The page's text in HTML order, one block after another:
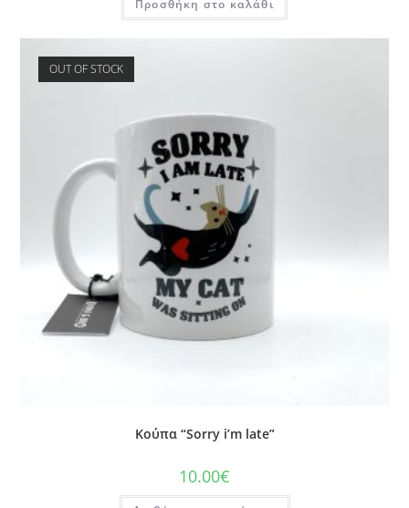
Προσθήκη στο καλάθι
OUT OF STOCK
Κούπα “Sorry i’m late”
10.00€